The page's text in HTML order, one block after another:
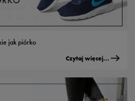
jak piórko
Czytaj więcej...